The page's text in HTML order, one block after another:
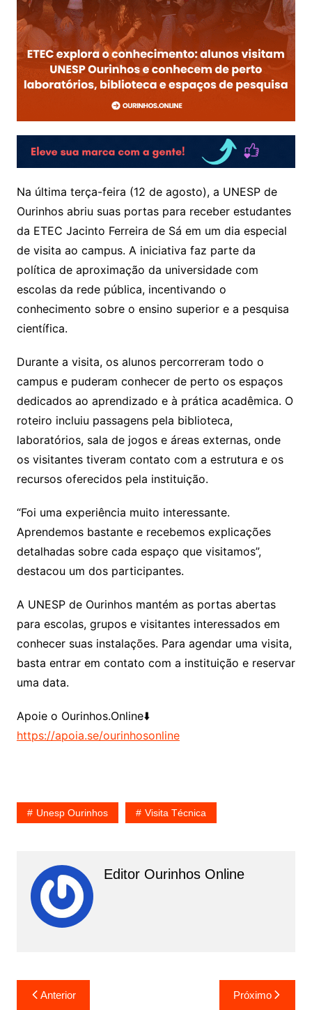
Na última terça-feira (12 de agosto), a UNESP de
Ourinhos abriu suas portas para receber estudantes
da ETEC Jacinto Ferreira de Sá em um dia especial
de visita ao campus. A iniciativa faz parte da
política de aproximação da universidade com
escolas da rede pública, incentivando o
conhecimento sobre o ensino superior e a pesquisa
científica.
Durante a visita, os alunos percorreram todo o
campus e puderam conhecer de perto os espaços
dedicados ao aprendizado e à prática acadêmica. O
roteiro incluiu passagens pela biblioteca,
laboratórios, sala de jogos e áreas externas, onde
os visitantes tiveram contato com a estrutura e os
recursos oferecidos pela instituição.
“Foi uma experiência muito interessante.
Aprendemos bastante e recebemos explicações
detalhadas sobre cada espaço que visitamos”,
destacou um dos participantes.
A UNESP de Ourinhos mantém as portas abertas
para escolas, grupos e visitantes interessados em
conhecer suas instalações. Para agendar uma visita,
basta entrar em contato com a instituição e reservar
uma data.
Apoie o Ourinhos.Online⬇️
https://apoia.se/ourinhosonline
Unesp Ourinhos Visita Técnica
Editor Ourinhos Online
Anterior Próximo